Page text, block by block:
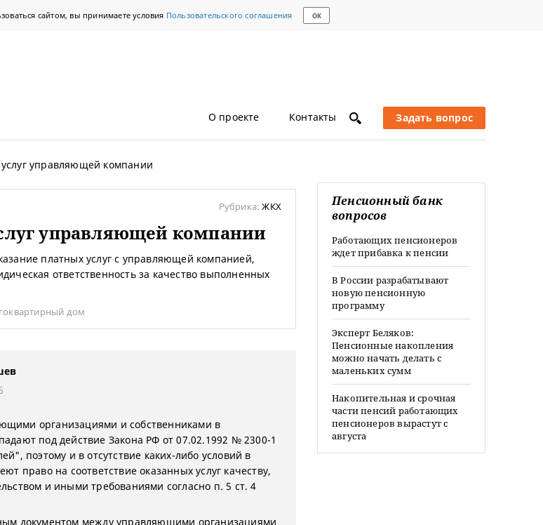
сайтом, вы принимаете условия Пользовательского соглашения ОК
О проекте Контакты Задать вопрос
управляющей компании
Рубрика:ЖКХ
управляющей компании
платных услуг с управляющей компанией,
ответственность за качество выполненных
дом
организациями и собственниками в
под действие Закона РФ от 07.02.1992 № 2300-1
поэтому и в отсутствие каких-либо условий в
право на соответствие оказанных услуг качеству,
и иными требованиями согласно п. 5 ст. 4
документом между управляющими организациями
Пенсионный банк
вопросов
Работающих пенсионеров
ждет прибавка к пенсии
В России разрабатывают
новую пенсионную
программу
Эксперт Беляков:
Пенсионные накопления
можно начать делать с
маленьких сумм
Накопительная и срочная
части пенсий работающих
пенсионеров вырастут с
августа